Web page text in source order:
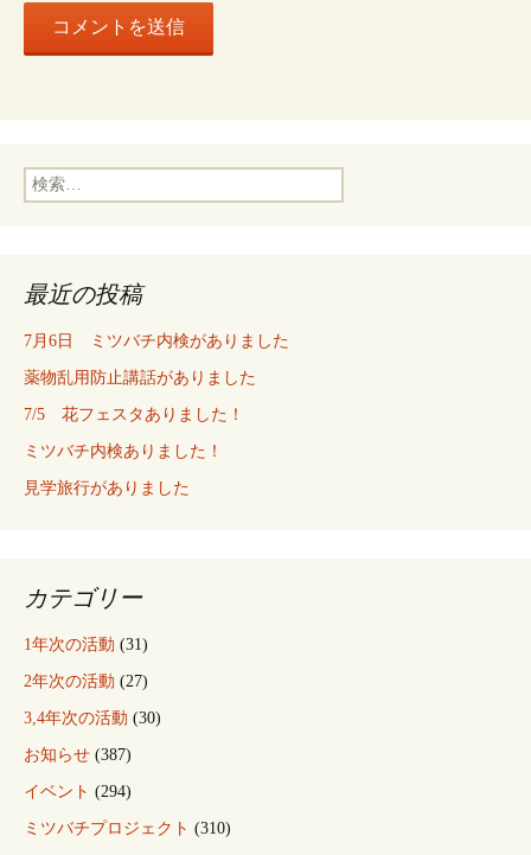
検
索:
最近の投稿
7月6日 ミツバチ内検がありました
薬物乱用防止講話がありました
7/5 花フェスタありました！
ミツバチ内検ありました！
見学旅行がありました
カテゴリー
1年次の活動 (31)
2年次の活動 (27)
3,4年次の活動 (30)
お知らせ (387)
イベント (294)
ミツバチプロジェクト (310)